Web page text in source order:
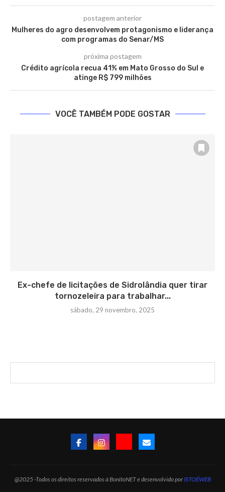
postagem anterior
Mulheres do agro desenvolvem protagonismo e liderança
com programas do Senar/MS
próxima postagem
Crédito agrícola recua 41% em Mato Grosso do Sul e
atinge R$ 799 milhões
VOCÊ TAMBÉM PODE GOSTAR
Ex-chefe de licitações de Sidrolândia quer tirar
tornozeleira para trabalhar...
sábado, 29 novembro, 2025
@2025 -Todos os direitos reservados à BonitoNET e desenvolvido porISTOÉWEB